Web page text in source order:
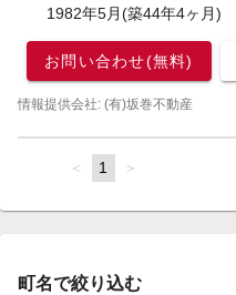
1982年5月(築44年4ヶ月)
お問い合わせ(無料)
情報提供会社: (有)坂巻不動産
page
You're
page
1 page
町名で絞り込む